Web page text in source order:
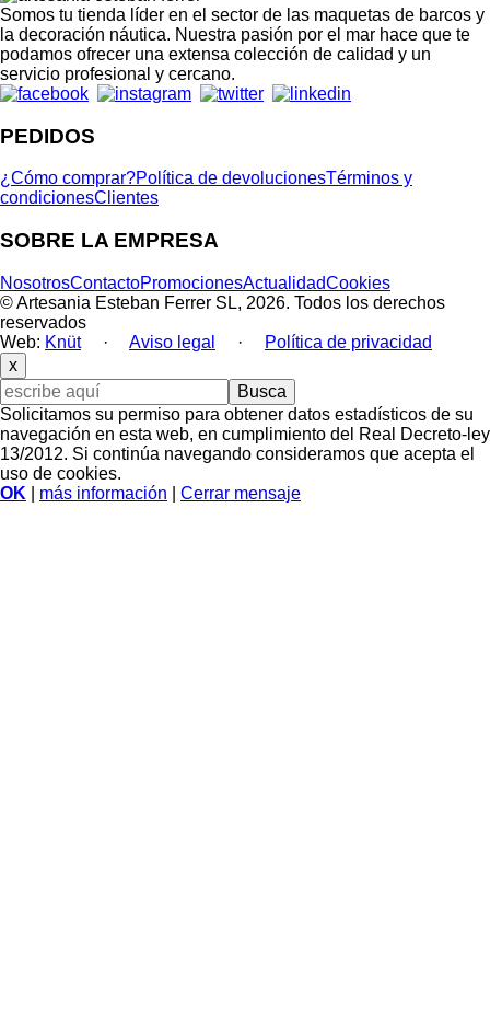
Somos tu tienda líder en el sector de las maquetas de barcos y
la decoración náutica. Nuestra pasión por el mar hace que te
podamos ofrecer una extensa colección de calidad y un
servicio profesional y cercano.
PEDIDOS
¿Cómo comprar?Política de devolucionesTérminos y
condicionesClientes
SOBRE LA EMPRESA
NosotrosContactoPromocionesActualidadCookies
© Artesania Esteban Ferrer SL, 2026. Todos los derechos
reservados
Web: Knüt· Aviso legal ·
Política de privacidad
x
Busca
Solicitamos su permiso para obtener datos estadísticos de su
navegación en esta web, en cumplimiento del Real Decreto-ley
13/2012. Si continúa navegando consideramos que acepta el
uso de cookies.
OK
más información Cerrar mensaje